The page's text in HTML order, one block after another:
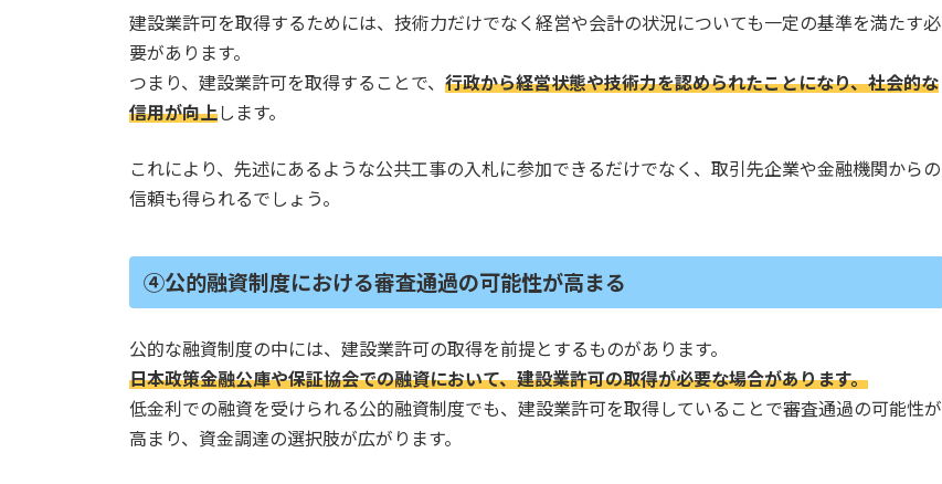
建設業許可を取得するためには、技術力だけでなく経営や会計の状況についても一定の基準を満たす必
要があります。
つまり、建設業許可を取得することで、 行政から経営状態や技術力を認められたことになり、社会的な
信用が向上します。
これにより、先述にあるような公共工事の入札に参加できるだけでなく、取引先企業や金融機関からの
信頼も得られるでしょう。
④公的融資制度における審査通過の可能性が高まる
公的な融資制度の中には、建設業許可の取得を前提とするものがあります。
日本政策金融公庫や保証協会での融資において、建設業許可の取得が必要な場合があります。
低金利での融資を受けられる公的融資制度でも、建設業許可を取得していることで審査通過の可能性が
高まり、資金調達の選択肢が広がります。